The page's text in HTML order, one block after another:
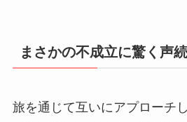
まさかの不成立に驚く声
旅を通じて互いにアプローチ